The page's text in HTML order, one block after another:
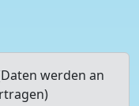
werden an